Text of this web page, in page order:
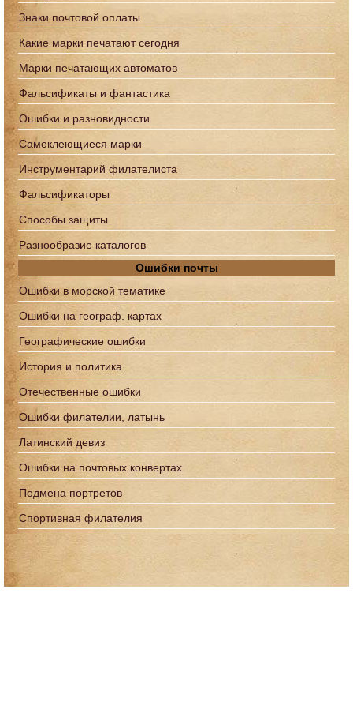
Знаки почтовой оплаты
Какие марки печатают сегодня
Марки печатающих автоматов
Фальсификаты и фантастика
Ошибки и разновидности
Самоклеющиеся марки
Инструментарий филателиста
Фальсификаторы
Способы защиты
Разнообразие каталогов
Ошибки почты
Ошибки в морской тематике
Ошибки на географ. картах
Географические ошибки
История и политика
Отечественные ошибки
Ошибки филателии, латынь
Латинский девиз
Ошибки на почтовых конвертах
Подмена портретов
Спортивная филателия